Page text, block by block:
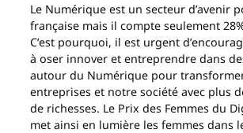
Le Numérique est un secteur d’avenir
française mais il compte seulement
C’est pourquoi, il est urgent
à oser innover et entreprendre dans
autour du Numérique pour
entreprises et notre société avec plus
de richesses. Le Prix des Femmes du
met ainsi en lumière les femmes dans